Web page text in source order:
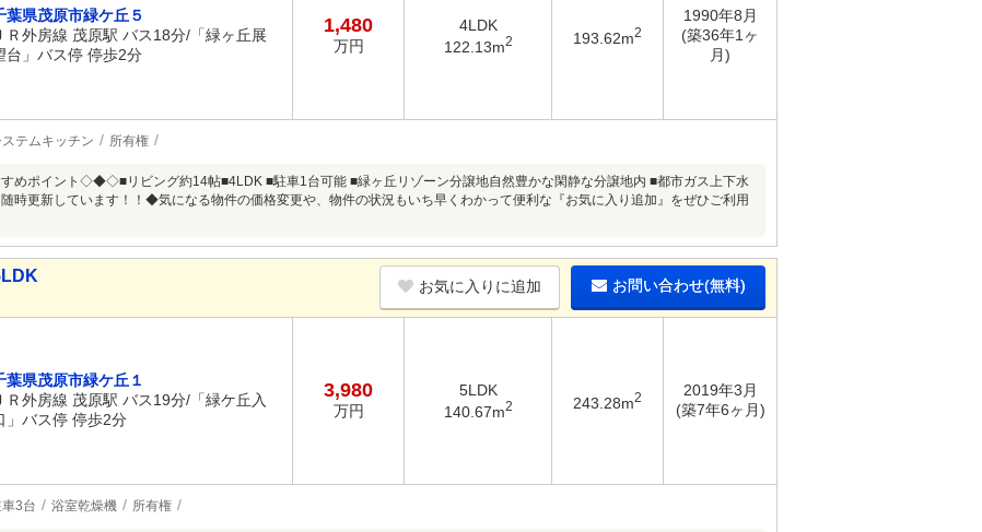
葉県茂原市緑ケ丘５
ＪＲ外房線 茂原駅 バス18分/「緑ヶ丘展
台」バス停 停歩2分
1,480
万円
4LDK
122.13m2 193.62m2
1990年8月
(築36年1ヶ
月)
ステムキッチン 所有権
ポイント◇◆◇■リビング約14帖■4LDK ■駐車1台可能 ■緑ヶ丘リゾーン分譲地自然豊かな閑静な分譲地内 ■都市ガス上下水
時更新しています！！◆気になる物件の価格変更や、物件の状況もいち早くわかって便利な『お気に入り追加』をぜひご利用
お気に入りに追加 お問い合わせ(無料)
葉県茂原市緑ケ丘１
ＪＲ外房線 茂原駅 バス19分/「緑ケ丘入
」バス停 停歩2分
3,980
万円
5LDK
140.67m2 243.28m2
2019年3月
(築7年6ヶ月)
3台 浴室乾燥機 所有権